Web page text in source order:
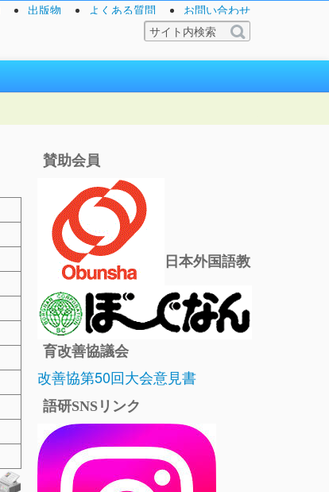
出版物 よくある質問 お問い合わせ
賛助会員
日本外国語教
育改善協議会
改善協第50回大会意見書
語研SNSリンク